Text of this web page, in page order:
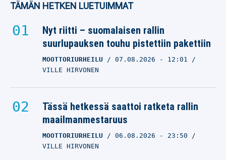
TÄMÄN HETKEN LUETUIMMAT
Nyt riitti – suomalaisen rallin
suurlupauksen touhu pistettiin pakettiin
MOOTTORIURHEILU 07.08.2026 - 12:01
VILLE HIRVONEN
Tässä hetkessä saattoi ratketa rallin
maailmanmestaruus
MOOTTORIURHEILU 06.08.2026 - 23:50
VILLE HIRVONEN